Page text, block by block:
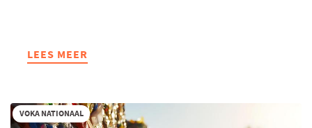
LEES MEER
ABOUT
ZONDER
OOG
VOKA NATIONAAL